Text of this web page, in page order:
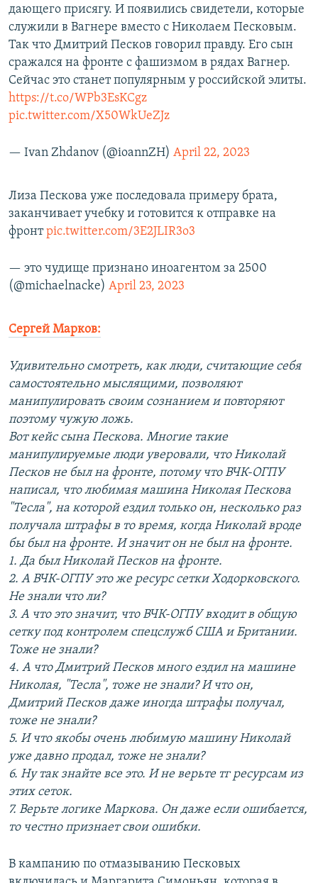
дающего присягу. И появились свидетели, которые
служили в Вагнере вместо с Николаем Песковым.
Так что Дмитрий Песков говорил правду. Его сын
сражался на фронте с фашизмом в рядах Вагнер.
Сейчас это станет популярным у российской элиты.
https://t.co/WPb3EsKCgz
pic.twitter.com/X50WkUeZJz
— Ivan Zhdanov (@ioannZH) April 22, 2023
Лиза Пескова уже последовала примеру брата,
заканчивает учебку и готовится к отправке на
фронтpic.twitter.com/3E2JLIR3o3
— это чудище признано иноагентом за 2500
(@michaelnacke) April 23, 2023
Сергей Марков:
Удивительно смотреть, как люди, считающие себя
самостоятельно мыслящими, позволяют
манипулировать своим сознанием и повторяют
поэтому чужую ложь.
Вот кейс сына Пескова. Многие такие
манипулируемые люди уверовали, что Николай
Песков не был на фронте, потому что ВЧК-ОГПУ
написал, что любимая машина Николая Пескова
"Тесла", на которой ездил только он, несколько раз
получала штрафы в то время, когда Николай вроде
бы был на фронте. И значит он не был на фронте.
1. Да был Николай Песков на фронте.
2. А ВЧК-ОГПУ это же ресурс сетки Ходорковского.
Не знали что ли?
3. А что это значит, что ВЧК-ОГПУ входит в общую
сетку под контролем спецслужб США и Британии.
Тоже не знали?
4. А что Дмитрий Песков много ездил на машине
Николая, "Тесла", тоже не знали? И что он,
Дмитрий Песков даже иногда штрафы получал,
тоже не знали?
5. И что якобы очень любимую машину Николай
уже давно продал, тоже не знали?
6. Ну так знайте все это. И не верьте тг ресурсам из
этих сеток.
7. Верьте логике Маркова. Он даже если ошибается,
то честно признает свои ошибки.
В кампанию по отмазыванию Песковых